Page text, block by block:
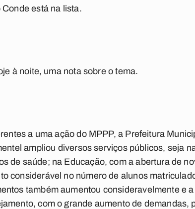
está na lista.
à noite, uma nota sobre o tema.
a uma ação do MPPP, a Prefeitura
ampliou diversos serviços públicos, seja
de saúde; na Educação, com a abertura de
considerável no número de alunos
também aumentou consideravelmente e
com o grande aumento de demandas,